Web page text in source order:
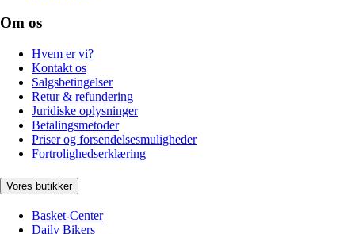
Om os
Hvem er vi?
Kontakt os
Salgsbetingelser
Retur & refundering
Juridiske oplysninger
Betalingsmetoder
Priser og forsendelsesmuligheder
Fortrolighedserklæring
Vores butikker
Basket-Center
Daily Bikers